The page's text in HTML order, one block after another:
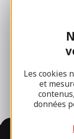
Les cookies
et
données
100% Club
Sala de